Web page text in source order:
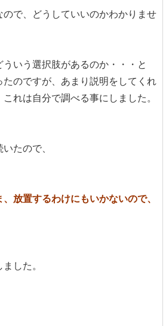
で、どうしていいのかわかりませ
いう選択肢があるのか・・・と
のですが、あまり説明をしてくれ
れは自分で調べる事にしました。
たので、
放置するわけにもいかないので、
した。